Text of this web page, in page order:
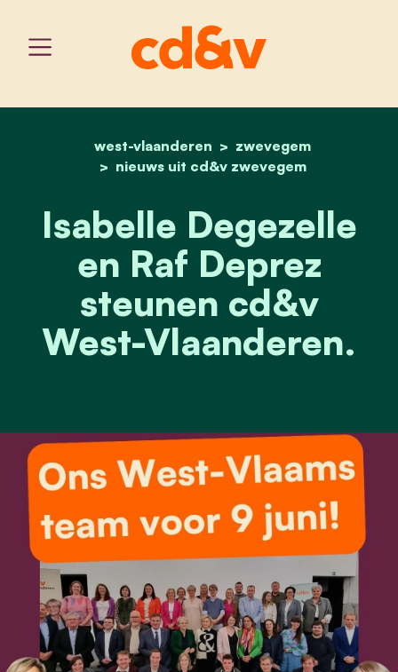
home
west-vlaanderen
zwevegem
nieuws uit cd&v zwevegem
isabelle degezelle en
Isabelle Degezelle
en Raf Deprez
steunen cd&v
West-Vlaanderen.